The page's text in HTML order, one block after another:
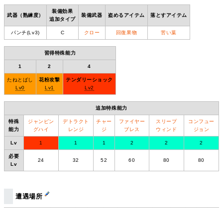
武器（熟練度）
装備効果
追加タイプ
装備武器 盗めるアイテム 落とすアイテム
パンチ(Lv3) C クロー 回復果物 苦い葉
習得特殊能力
1 2 4
たねとばし
Lv0
花粉攻撃
Lv1
テンダリーショック
Lv2
追加特殊能力
特殊
能力
ジャンピン
グハイ
デトラクト
レンジ
チャー
ジ
ファイヤー
ブレス
スリープ
ウィンド
コンフュー
ジョン
Lv 1 1 1 2 2 2
必要
Lv
24 32 52 60 80 80
遭遇場所